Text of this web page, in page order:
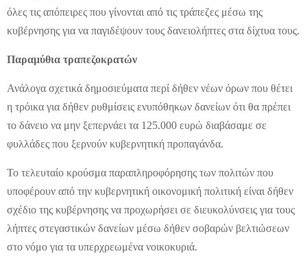
όλες τις απόπειρες που γίνονται από τις τράπεζες μέσω της
κυβέρνησης για να παγιδέψουν τους δανειολήπτες στα δίχτυα τους.
Παραμύθια τραπεζοκρατών
Ανάλογα σχετικά δημοσιεύματα περί δήθεν νέων όρων που θέτει
η τρόικα για δήθεν ρυθμίσεις ενυπόθηκων δανείων ότι θα πρέπει
το δάνειο να μην ξεπερνάει τα 125.000 ευρώ διαβάσαμε σε
φυλλάδες που ξερνούν κυβερνητική προπαγάνδα.
Το τελευταίο κρούσμα παραπληροφόρησης των πολιτών που
υποφέρουν από την κυβερνητική οικονομική πολιτική είναι δήθεν
σχέδιο της κυβέρνησης να προχωρήσει σε διευκολύνσεις για τους
λήπτες στεγαστικών δανείων μέσω δήθεν σοβαρών βελτιώσεων
στο νόμο για τα υπερχρεωμένα νοικοκυριά.